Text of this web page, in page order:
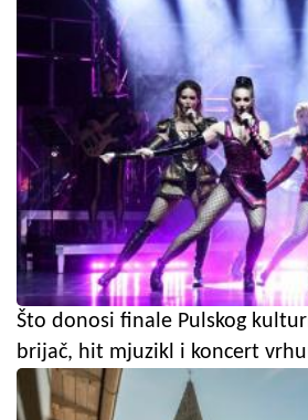
Što donosi finale Pulskog
brijač, hit mjuzikl i koncert